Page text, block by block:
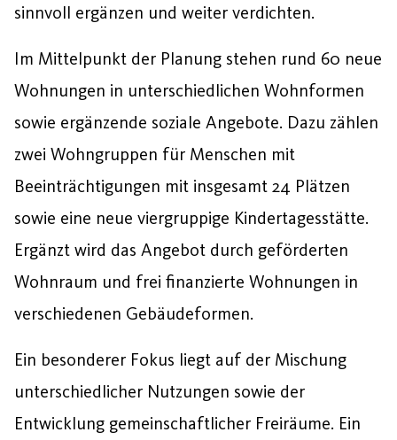
sinnvoll ergänzen und weiter verdichten.
Im Mittelpunkt der Planung stehen rund 60 neue
Wohnungen in unterschiedlichen Wohnformen
sowie ergänzende soziale Angebote. Dazu zählen
zwei Wohngruppen für Menschen mit
Beeinträchtigungen mit insgesamt 24 Plätzen
sowie eine neue viergruppige Kindertagesstätte.
Ergänzt wird das Angebot durch geförderten
Wohnraum und frei finanzierte Wohnungen in
verschiedenen Gebäudeformen.
Ein besonderer Fokus liegt auf der Mischung
unterschiedlicher Nutzungen sowie der
Entwicklung gemeinschaftlicher Freiräume. Ein